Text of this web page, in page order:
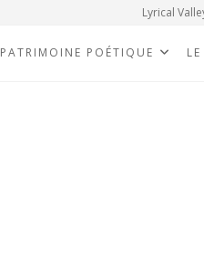
Lyrical
PATRIMOINE POÉTIQUE